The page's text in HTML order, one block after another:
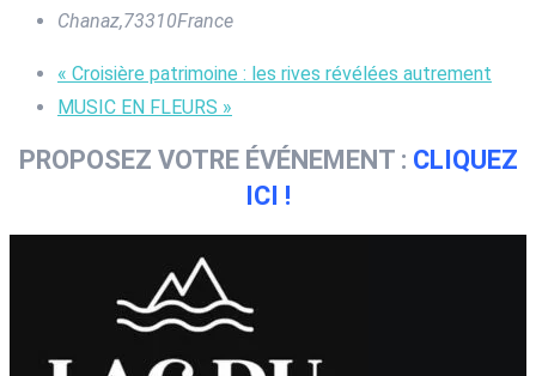
Chanaz,73310France
« Croisière patrimoine : les rives révélées autrement
MUSIC EN FLEURS »
PROPOSEZ VOTRE ÉVÉNEMENT : CLIQUEZ
ICI !